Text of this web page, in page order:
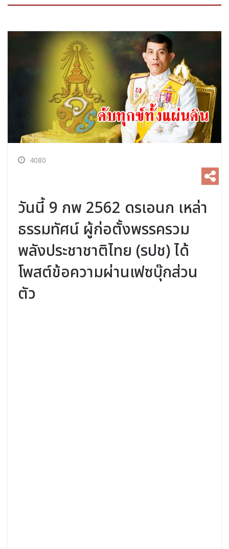
4080
วันนี้ 9 กพ 2562 ดรเอนก เหล่า
ธรรมทัศน์ ผู้ก่อตั้งพรรครวม
พลังประชาชาติไทย (รปช) ได้
โพสต์ข้อความผ่านเฟซบุ๊กส่วน
ตัว